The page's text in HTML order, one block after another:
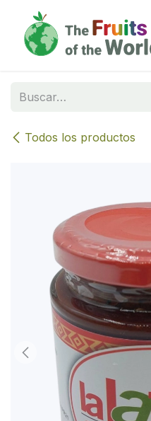
Todos los productos